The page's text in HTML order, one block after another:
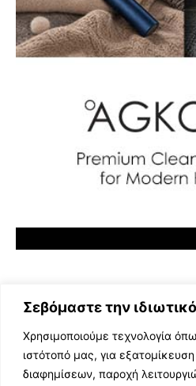
Σεβόμαστε την
Χρησιμοποιούμε τεχνολογία
ιστότοπό μας, για
διαφημίσεων, παροχή
ΕΛΛΗΝΙΚΗ ΜΟΥΣΙΚΗ